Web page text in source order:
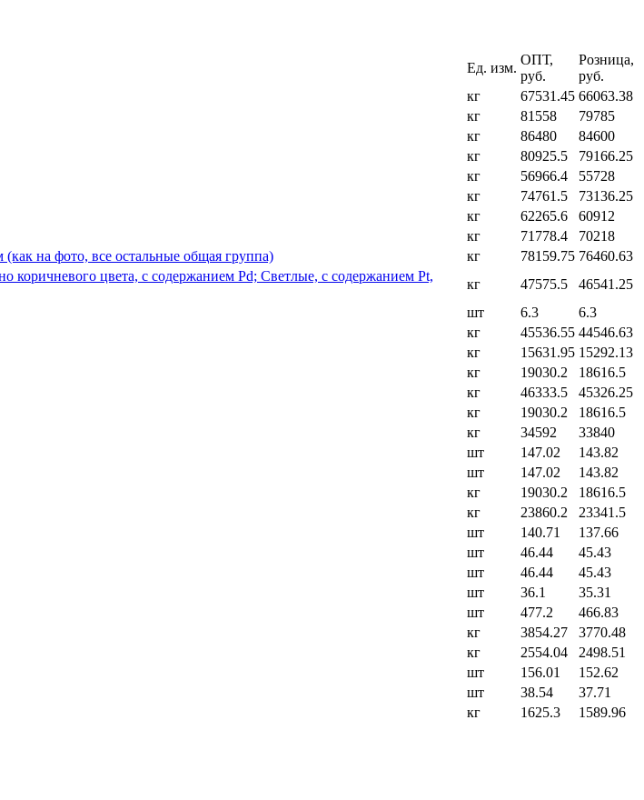
Ед. изм.
ОПТ,
руб.
Розница,
руб.
кг 67531.45 66063.38
кг 81558
79785
кг 86480
84600
кг 80925.5
79166.25
кг 56966.4
55728
кг 74761.5
73136.25
кг 62265.6
60912
кг 71778.4
70218
на фото, все остальные общая группа)
кг 78159.75 76460.63
коричневого цвета, с содержанием Pd; Светлые, с содержанием Pt,
кг 47575.5
46541.25
шт 6.3
6.3
кг 45536.55 44546.63
кг 15631.95 15292.13
кг 19030.2
18616.5
кг 46333.5
45326.25
кг 19030.2
18616.5
кг 34592
33840
шт 147.02
143.82
шт 147.02
143.82
кг 19030.2
18616.5
кг 23860.2
23341.5
шт 140.71
137.66
шт 46.44
45.43
шт 46.44
45.43
шт 36.1
35.31
шт 477.2
466.83
кг 3854.27
3770.48
кг 2554.04
2498.51
шт 156.01
152.62
шт 38.54
37.71
кг 1625.3
1589.96